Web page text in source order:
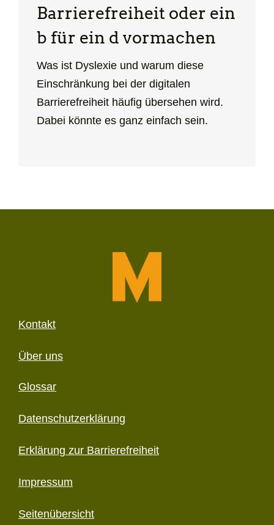
Barrierefreiheit oder ein
b für ein d vormachen
Was ist Dyslexie und warum diese
Einschränkung bei der digitalen
Barrierefreiheit häufig übersehen wird.
Dabei könnte es ganz einfach sein.
Kontakt
Über uns
Glossar
Datenschutzerklärung
Erklärung zur Barriere­freiheit
Impressum
Seitenübersicht